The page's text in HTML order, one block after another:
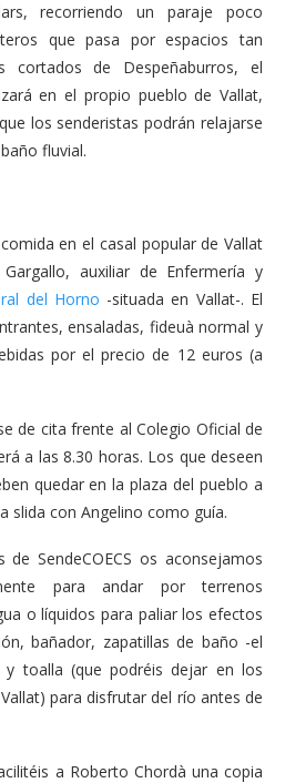
recorriendo un paraje poco
que pasa por espacios tan
cortados de Despeñaburros, el
en el propio pueblo de Vallat,
los senderistas podrán relajarse
fluvial.
en el casal popular de Vallat
auxiliar de Enfermería y
del Horno -situada en Vallat-. El
ensaladas, fideuà normal y
por el precio de 12 euros (a
de cita frente al Colegio Oficial de
a las 8.30 horas. Los que deseen
quedar en la plaza del pueblo a
slida con Angelino como guía.
SendeCOECS os aconsejamos
para andar por terrenos
o líquidos para paliar los efectos
bañador, zapatillas de baño -el
toalla (que podréis dejar en los
para disfrutar del río antes de
a Roberto Chordà una copia